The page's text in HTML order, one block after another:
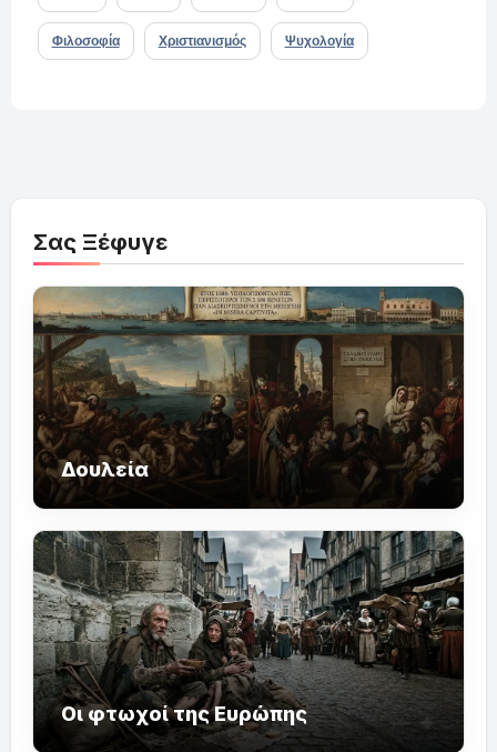
Φιλοσοφία Χριστιανισμός Ψυχολογία
Σας Ξέφυγε
Δουλεία
Οι φτωχοί της Ευρώπης